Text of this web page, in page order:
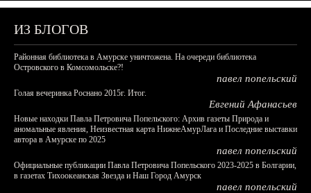
ИЗ БЛОГОВ
Районная библиотека в Амурске уничтожена. На очереди библиотека
Островского в Комсомольске?!
павел попельский
Голая вечеринка Роснано 2015г. Итог.
Евгений Афанасьев
Новые находки Павла Петровича Попельского: Архив газеты Природа и
аномальные явления, Неизвестная карта НижнеАмурЛага и Последние выставки
автора в Амурске по 2025
павел попельский
Официальные публикации Павла Петровича Попельского 2023-2025 в Болгарии,
в газетах Тихоокеанская Звезда и Наш Город Амурск
павел попельский